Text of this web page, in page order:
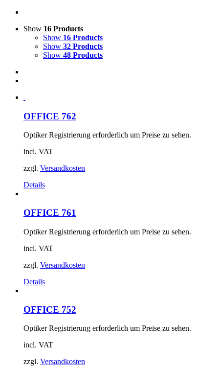
Show 16 Products
Show 16 Products
Show 32 Products
Show 48 Products
OFFICE 762
Optiker Registrierung erforderlich um Preise zu sehen.
incl. VAT
zzgl. Versandkosten
Details
OFFICE 761
Optiker Registrierung erforderlich um Preise zu sehen.
incl. VAT
zzgl. Versandkosten
Details
OFFICE 752
Optiker Registrierung erforderlich um Preise zu sehen.
incl. VAT
zzgl. Versandkosten